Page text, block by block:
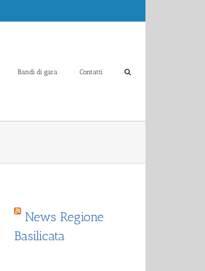
Bandi di gara Contatti
News Regione
Basilicata